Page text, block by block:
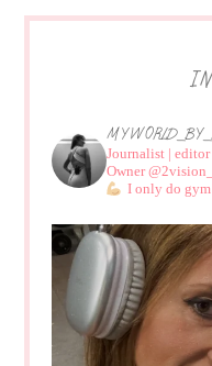
Journalist |
Owner
I only do